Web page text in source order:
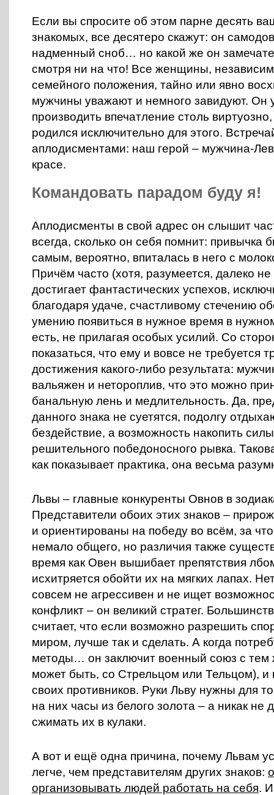
Если вы спросите об этом парне десять
знакомых, все десятеро скажут: он
надменный сноб… но какой же он
смотря ни на что! Все женщины,
семейного положения, тайно или явно
мужчины уважают и немного завидуют. Он
производить впечатление столь
родился исключительно для этого.
аплодисментами: наш герой – мужчина-
красе.
Командовать парадом буду я!
Аплодисменты в свой адрес он слышит
всегда, сколько он себя помнит: привычка
самым, вероятно, впиталась в него с
Причём часто (хотя, разумеется, далеко
достигает фантастических успехов,
благодаря удаче, счастливому стечению
умению появиться в нужное время в
есть, не прилагая особых усилий. Со
показаться, что ему и вовсе не требуется
достижения какого-либо результата:
вальяжен и нетороплив, что это можно
банальную лень и медлительность. Да,
данного знака не суетятся, подолгу
бездействие, а возможность накопить
решительного победоносного рывка.
как показывает практика, она весьма
Львы – главные конкуренты Овнов в
Представители обоих этих знаков –
и ориентированы на победу во всём, за
немало общего, но различия также
время как Овен вышибает препятствия
исхитряется обойти их на мягких лапах.
совсем не агрессивен и не ищет
конфликт – он великий стратег.
считает, что если возможно разрешить
миром, лучше так и сделать. А когда
методы… он заключит военный союз с
может быть, со Стрельцом или Тельцом), и
своих противников. Руки Льву нужны для
на них часы из белого золота – а никак не
сжимать их в кулаки.
А вот и ещё одна причина, почему Львам
легче, чем представителям других знаков:
организовывать людей работать на себя.